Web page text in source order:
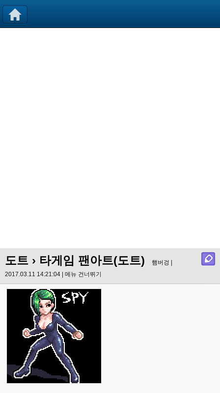
도트 › 타게임 팬아트(도트)
햄버겅 |
2017.03.11 14:21:04 | 메뉴 건너뛰기